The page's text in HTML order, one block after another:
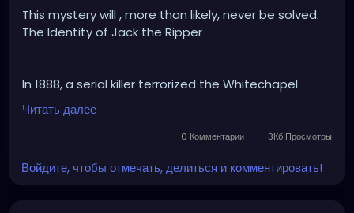
This mystery will , more than likely, never be solved.
The Identity of Jack the Ripper
In 1888, a serial killer terrorized the Whitechapel
district of London, brutally murdering at least five
women. Despite hundreds of theories naming
everyone from local butchers to members of the
British Royal Family, the case was closed without a
definitive culprit.
Читать далее
0 Комментарии 3Кб Просмотры
Войдите, чтобы отмечать, делиться и комментировать!